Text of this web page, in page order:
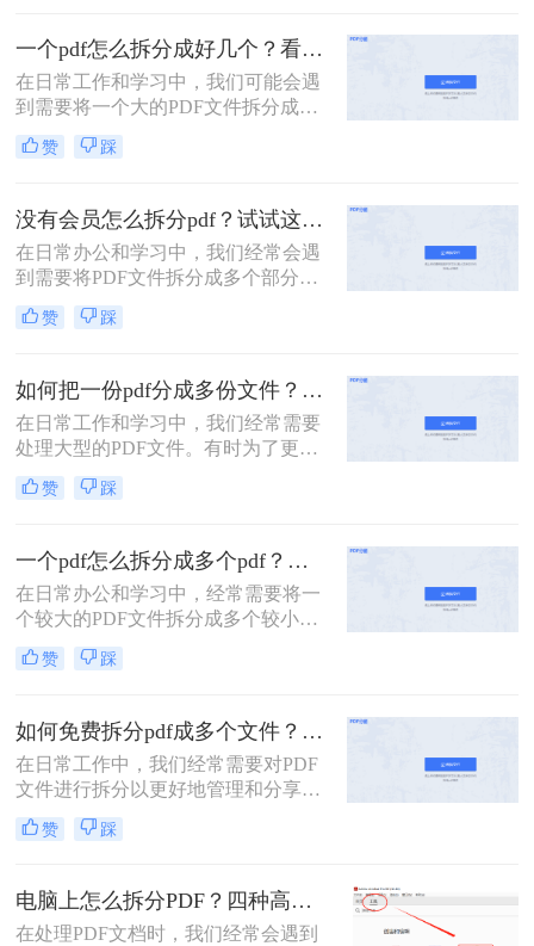
一个pdf怎么拆分成好几个？看看下面的二种方法！
在日常工作和学习中，我们可能会遇
到需要将一个大的PDF文件拆分成多
个较小文件的情况。例如，为了便于
共享、减少文件大小或是针对特定页
常有用的。那么一个pdf怎么拆分成好
几个呢？本文将详细介绍两种常见的
PDF拆分方法。
赞 踩
没有会员怎么拆分pdf？试试这二种拆分方法！
在日常办公和学习中，我们经常会遇
到需要将PDF文件拆分成多个部分的
情况。然而，许多PDF处理工具都需
要会员权限才能使用拆分功能。那么
两种无需会员权限即可拆分PDF的方
法，帮助您轻松应对这一需求。
赞 踩
如何把一份pdf分成多份文件？这3种拆分小妙招了解下！
在日常工作和学习中，我们经常需要
处理大型的PDF文件。有时为了更便
于查阅或分享，我们可能需要将这些
文件拆分成多个小部分。那么如何把
三种高效的PDF文件拆分方法，帮助
您轻松完成文件拆分任务。
赞 踩
一个pdf怎么拆分成多个pdf？教你3招轻松拆分！
在日常办公和学习中，经常需要将一
个较大的PDF文件拆分成多个较小的
PDF文件，以便于分享、管理或打
印。那么一个pdf怎么拆分成多个pdf
成多个PDF文件的实用方法。
赞 踩
如何免费拆分pdf成多个文件？这三种方法很好用！
在日常工作中，我们经常需要对PDF
文件进行拆分以更好地管理和分享文
档。对于那些希望免费完成这项任务
的用户来说，有多种选择可以实现这
文件呢？本文将介绍三种无需付费即
可使用的PDF拆分方法。
赞 踩
电脑上怎么拆分PDF？四种高效方法详解！
在处理PDF文档时，我们经常会遇到